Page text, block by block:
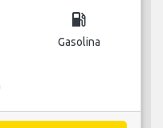
local_gas_station
Gasolina